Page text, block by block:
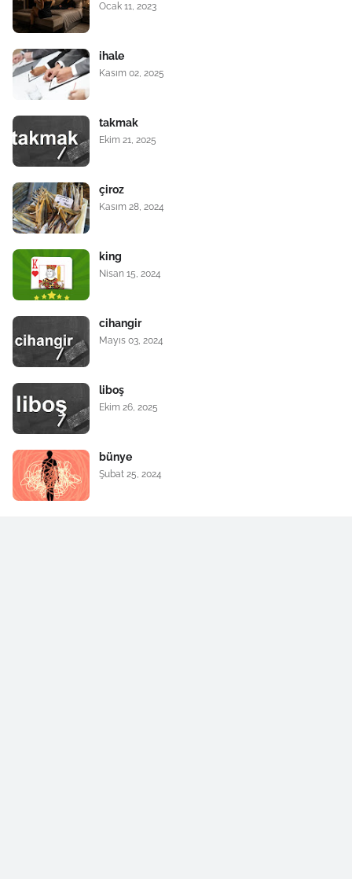
Ocak 11, 2023
ihale
Kasım 02, 2025
takmak
Ekim 21, 2025
çiroz
Kasım 28, 2024
king
Nisan 15, 2024
cihangir
Mayıs 03, 2024
liboş
Ekim 26, 2025
bünye
Şubat 25, 2024